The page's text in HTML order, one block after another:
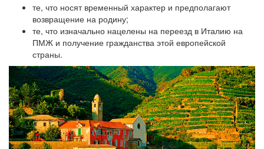
те, что носят временный характер и предполагают
возвращение на родину;
те, что изначально нацелены на переезд в Италию на
ПМЖ и получение гражданства этой европейской
страны.